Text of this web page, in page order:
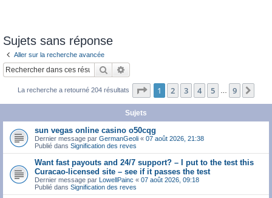
Sujets sans réponse
Aller sur la recherche avancée
Rechercher
La recherche a retourné 204 résultats Page 1sur9
1 2 3 4 5 9
Sujets
sun vegas online casino o50cqg
Dernier message par GermanGeoli « 07 août 2026, 21:38
Publié dans Signification des reves
Want fast payouts and 24/7 support? – I put to the test this
Curacao-licensed site – see if it passes the test
Dernier message par LowellPainc « 07 août 2026, 09:18
Publié dans Signification des reves